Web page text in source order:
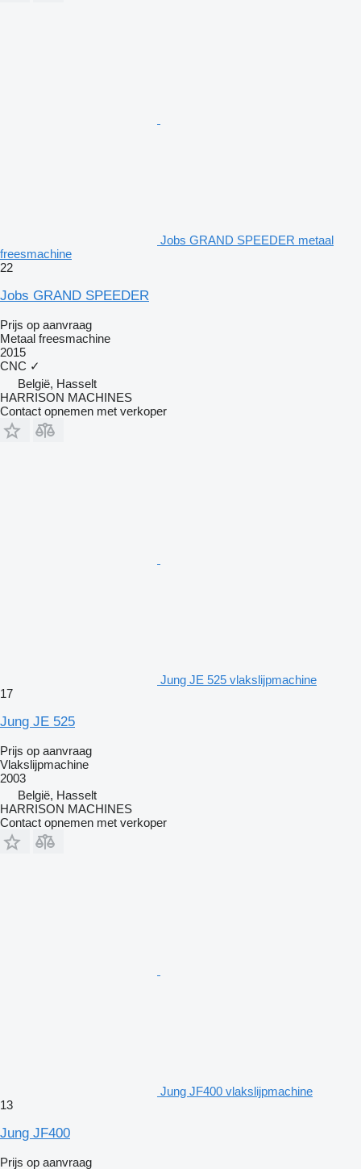
Jobs GRAND SPEEDER metaal
freesmachine
22
Jobs GRAND SPEEDER
Prijs op aanvraag
Metaal freesmachine
2015
CNC ✓
België, Hasselt
HARRISON MACHINES
Contact opnemen met verkoper
Jung JE 525 vlakslijpmachine
17
Jung JE 525
Prijs op aanvraag
Vlakslijpmachine
2003
België, Hasselt
HARRISON MACHINES
Contact opnemen met verkoper
Jung JF400 vlakslijpmachine
13
Jung JF400
Prijs op aanvraag